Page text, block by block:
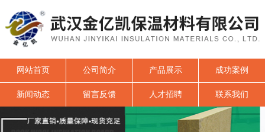
网站首页 公司简介 产品展示 成功案例
新闻动态 留言反馈 人才招聘 联系我们